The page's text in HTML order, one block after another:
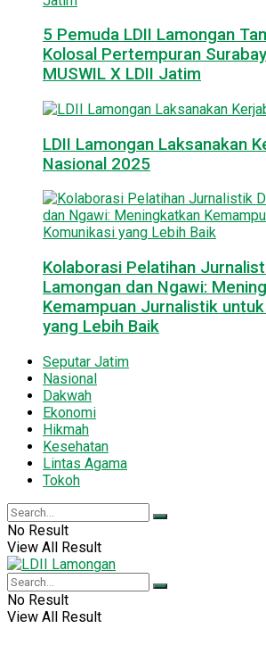
5 Pemuda LDII Lamongan
Kolosal Pertempuran
MUSWIL X LDII Jatim
LDII Lamongan Laksanakan
Nasional 2025
Kolaborasi Pelatihan
Lamongan dan Ngawi:
Kemampuan Jurnalistik
yang Lebih Baik
Seputar Jatim
Nasional
Dakwah
Ekonomi
Hikmah
Kesehatan
Lintas Agama
Tokoh
No Result
View All Result
No Result
View All Result